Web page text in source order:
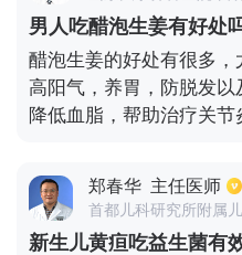
有的婴儿还会表现出消
等，当然也不排除一些婴
乳期女性的饮食并不是
吃少量的辣椒，对婴儿
议哺乳期女性最好不要
男人吃醋泡生姜有好处
醋泡生姜的好处有很多
高阳气，养胃，防脱发
降低血脂，帮助治疗关
郑春华 主任医师
首都儿科研究所附属
新生儿黄疸吃益生菌有